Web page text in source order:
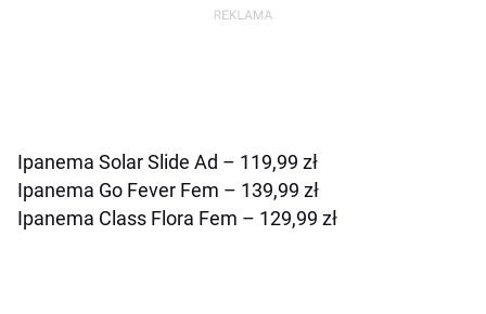
Ipanema Solar Slide Ad – 119,99 zł
Ipanema Go Fever Fem – 139,99 zł
Ipanema Class Flora Fem – 129,99 zł